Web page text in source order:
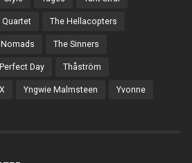
Quartet The Hellacopters
The Sinners
Day Thåström
Yngwie Malmsteen Yvonne